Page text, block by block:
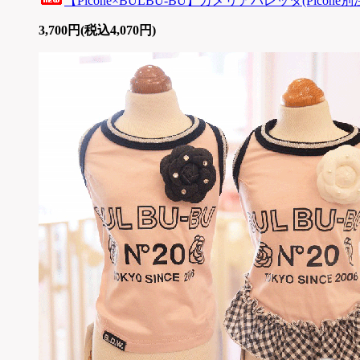
3,700円(税込4,070円)